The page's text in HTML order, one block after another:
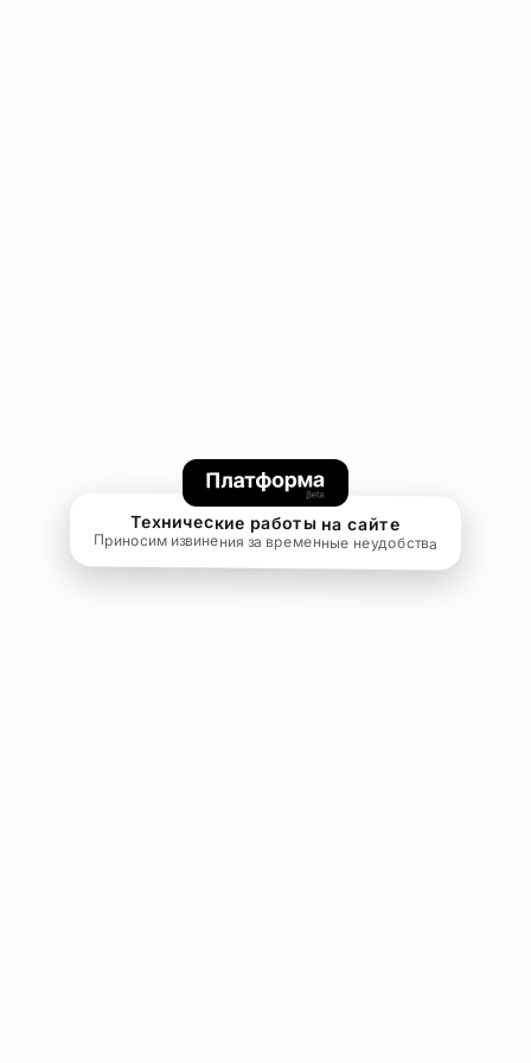
Технические работы на сайте
Приносим извинения за временные неудобства